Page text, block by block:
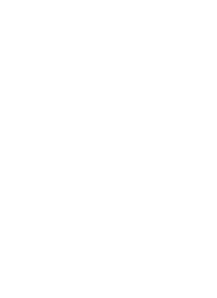
картинки, смешные истории,
карикатуры, шаржи, стихи,